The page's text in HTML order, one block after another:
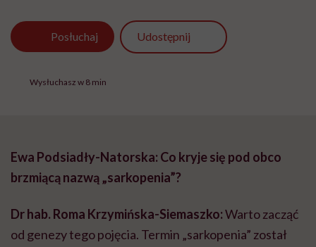
Posłuchaj Udostępnij
Wysłuchasz w 8 min
Ewa Podsiadły-Natorska: Co kryje się pod obco
brzmiącą nazwą „sarkopenia”?
Dr hab. Roma Krzymińska-Siemaszko:Warto zacząć
od genezy tego pojęcia. Termin „sarkopenia” został